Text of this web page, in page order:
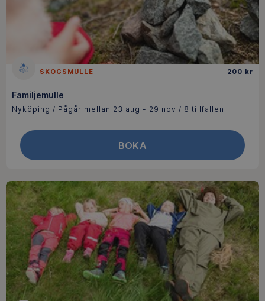
SKOGSMULLE 200 kr
Familjemulle
Nyköping / Pågår mellan 23 aug - 29 nov / 8 tillfällen
BOKA